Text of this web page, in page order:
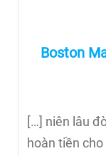
Boston
[…] niên lâu
hoàn tiền